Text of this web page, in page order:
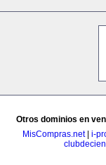
Otros dominios en
MisCompras.net| i-